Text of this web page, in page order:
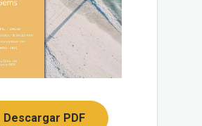
Descargar PDF